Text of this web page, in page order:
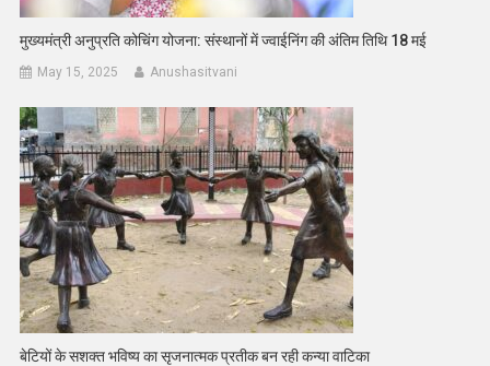
मुख्यमंत्री अनुप्रति कोचिंग योजना: संस्थानों में ज्वाईनिंग की अंतिम तिथि 18 मई
May 15, 2025 Anushasitvani
बेटियों के सशक्त भविष्य का सृजनात्मक प्रतीक बन रही कन्या वाटिका